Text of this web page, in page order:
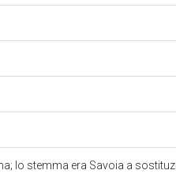
lo stemma era Savoia a